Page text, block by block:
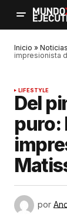
Inicio » Noticias
impresionista
LIFESTYLE
Del
puro:
por